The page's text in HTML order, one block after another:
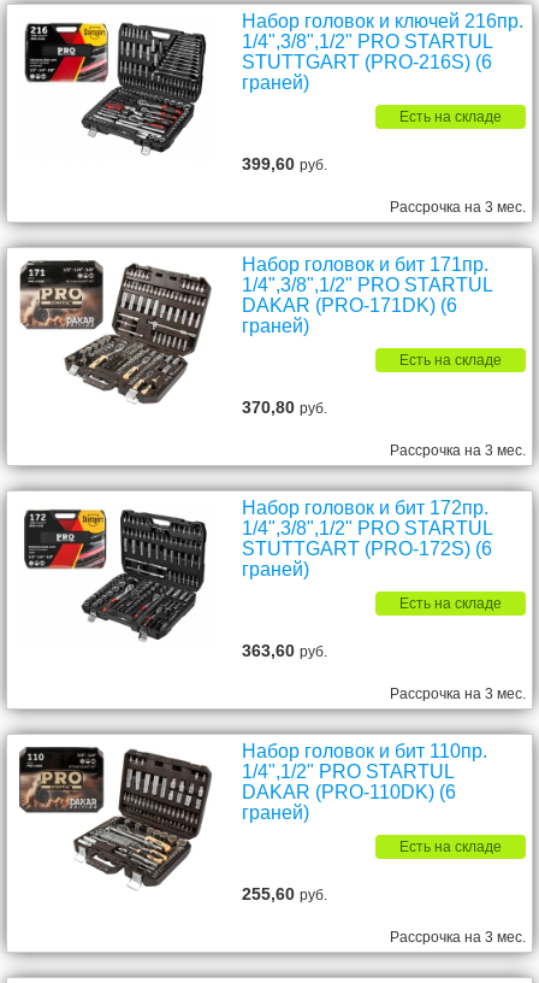
Набор головок и ключей 216пр.
1/4",3/8",1/2" PRO STARTUL
STUTTGART (PRO-216S) (6
граней)
Есть на складе
399,60руб.
Рассрочка на 3 мес.
Набор головок и бит 171пр.
1/4",3/8",1/2" PRO STARTUL
DAKAR (PRO-171DK) (6
граней)
Есть на складе
370,80руб.
Рассрочка на 3 мес.
Набор головок и бит 172пр.
1/4",3/8",1/2" PRO STARTUL
STUTTGART (PRO-172S) (6
граней)
Есть на складе
363,60руб.
Рассрочка на 3 мес.
Набор головок и бит 110пр.
1/4",1/2" PRO STARTUL
DAKAR (PRO-110DK) (6
граней)
Есть на складе
255,60руб.
Рассрочка на 3 мес.